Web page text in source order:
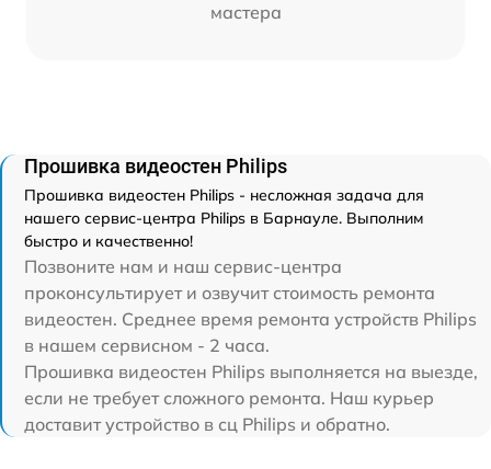
мастера
Прошивка видеостен Philips
Прошивка видеостен Philips - несложная задача для
нашего сервис-центра Philips в Барнауле. Выполним
быстро и качественно!
Позвоните нам и наш сервис-центра
проконсультирует и озвучит стоимость ремонта
видеостен. Среднее время ремонта устройств Philips
в нашем сервисном - 2 часа.
Прошивка видеостен Philips выполняется на выезде,
если не требует сложного ремонта. Наш курьер
доставит устройство в сц Philips и обратно.